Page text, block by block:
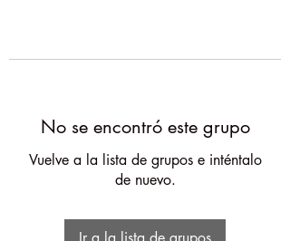
No se encontró este grupo
Vuelve a la lista de grupos e inténtalo
de nuevo.